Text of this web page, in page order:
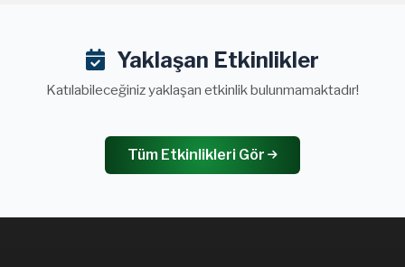
Yaklaşan Etkinlikler
Katılabileceğiniz yaklaşan etkinlik bulunmamaktadır!
Tüm Etkinlikleri Gör